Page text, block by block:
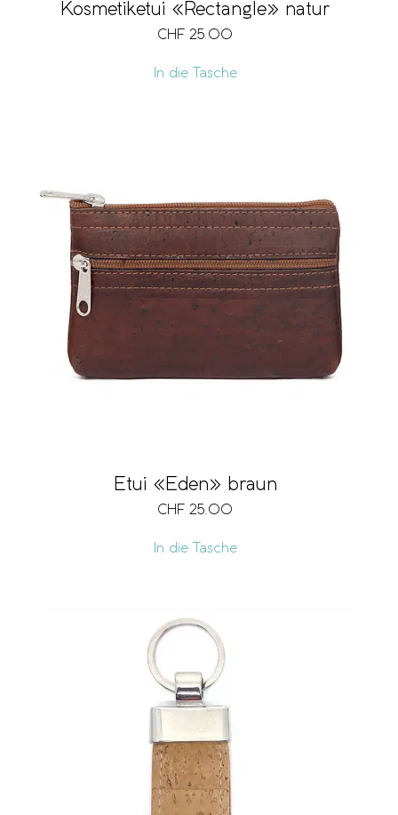
Kosmetiketui «Rectangle» natur
CHF 25.00
In die Tasche
Etui «Eden» braun
CHF 25.00
In die Tasche